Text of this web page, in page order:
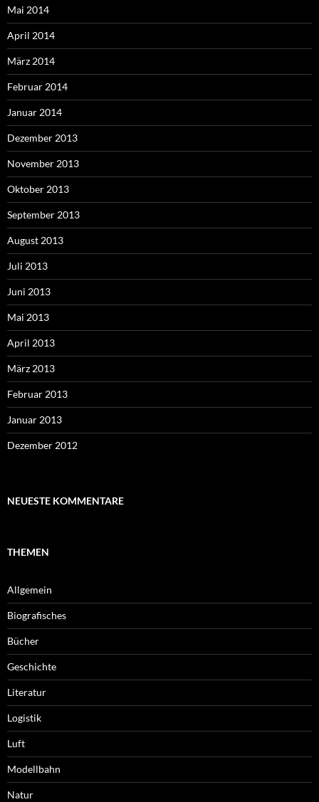
Mai 2014
April 2014
März 2014
Februar 2014
Januar 2014
Dezember 2013
November 2013
Oktober 2013
September 2013
August 2013
Juli 2013
Juni 2013
Mai 2013
April 2013
März 2013
Februar 2013
Januar 2013
Dezember 2012
NEUESTE KOMMENTARE
THEMEN
Allgemein
Biografisches
Bücher
Geschichte
Literatur
Logistik
Luft
Modellbahn
Natur